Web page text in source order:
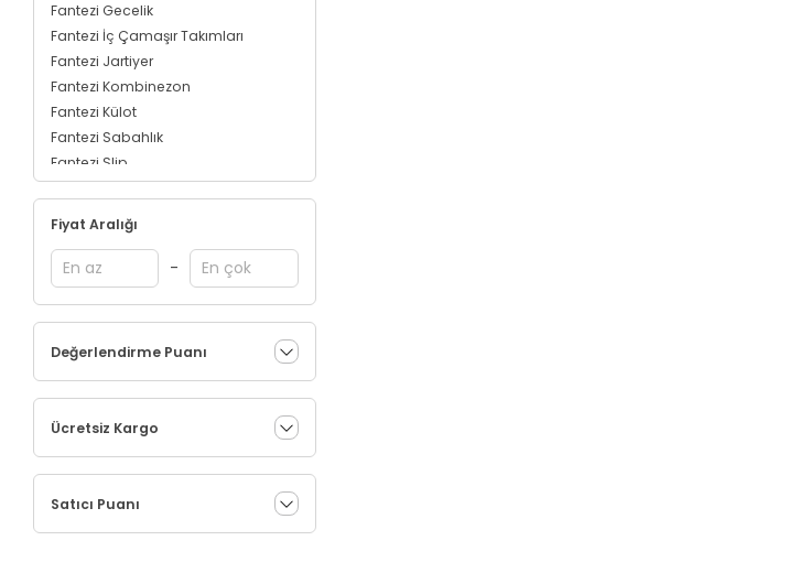
Fantezi Gecelik
Fantezi İç Çamaşır Takımları
Fantezi Jartiyer
Fantezi Kombinezon
Fantezi Külot
Fantezi Sabahlık
Fantezi Slip
Fantezi String
Fiyat Aralığı
-
Değerlendirme Puanı
Ücretsiz Kargo
Satıcı Puanı